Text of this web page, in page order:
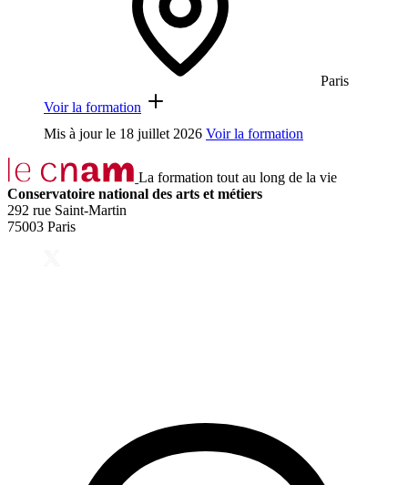
Paris
Voir la formation
Mis à jour le 18 juillet 2026 Voir la formation
La formation tout au long de la vie
Conservatoire national des arts et métiers
292 rue Saint-Martin
75003 Paris